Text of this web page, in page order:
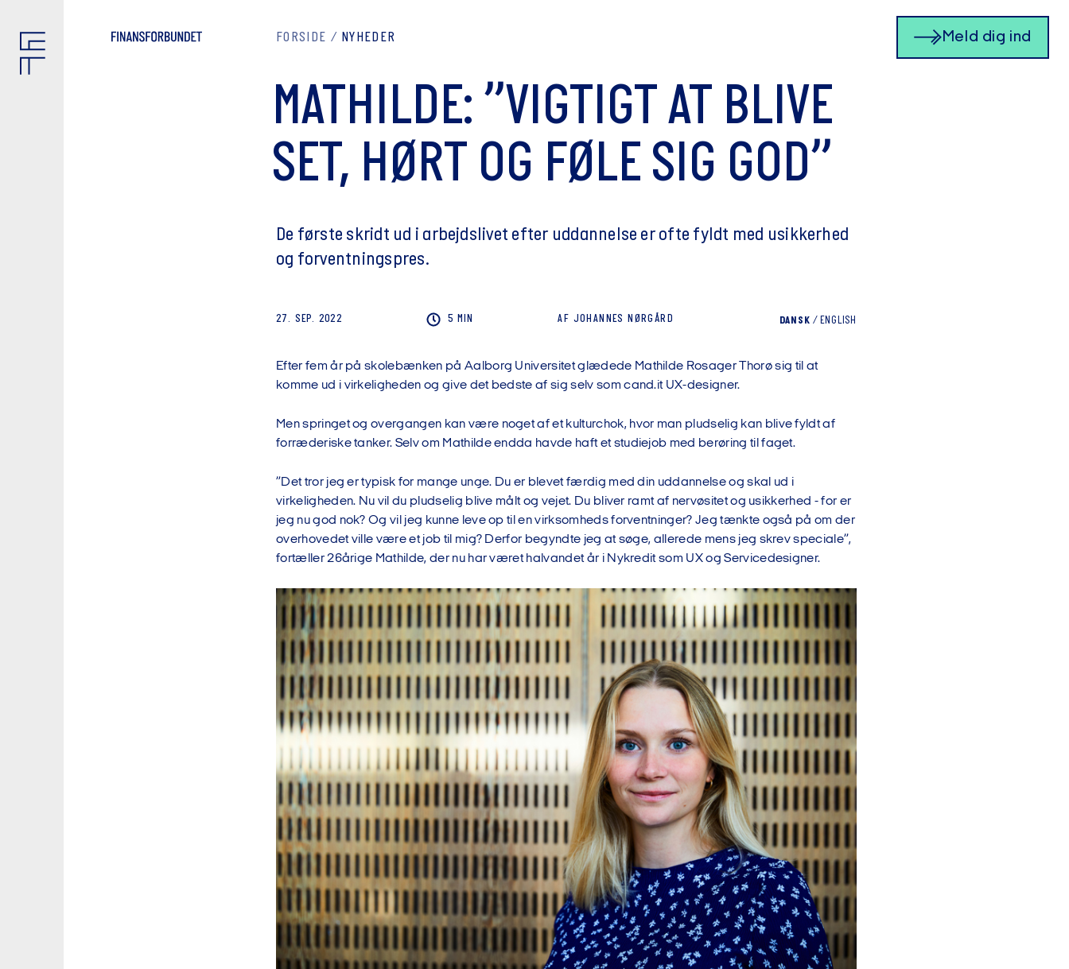
Meld dig ind
FORSIDE NYHEDER
MATHILDE: ”VIGTIGT AT BLIVE
SET, HØRT OG FØLE SIG GOD”
De første skridt ud i arbejdslivet efter uddannelse er ofte fyldt med usikkerhed
og forventningspres.
27. SEP. 2022 5 MIN AF JOHANNESNØRGÅRD DANSK / ENGLISH
Efter fem år på skolebænken på Aalborg Universitet glædede Mathilde Rosager Thorø sig til at
komme ud i virkeligheden og give det bedste af sig selv som cand.it UX-designer.
Men springet og overgangen kan være noget af et kulturchok, hvor man pludselig kan blive fyldt af
forræderiske tanker. Selv om Mathilde endda havde haft et studiejob med berøring til faget.
”Det tror jeg er typisk for mange unge. Du er blevet færdig med din uddannelse og skal ud i
virkeligheden. Nu vil du pludselig blive målt og vejet. Du bliver ramt af nervøsitet og usikkerhed - for er
jeg nu god nok? Og vil jeg kunne leve op til en virksomheds forventninger? Jeg tænkte også på om der
overhovedet ville være et job til mig? Derfor begyndte jeg at søge, allerede mens jeg skrev speciale”,
fortæller 26årige Mathilde, der nu har været halvandet år i Nykredit som UX og Servicedesigner.